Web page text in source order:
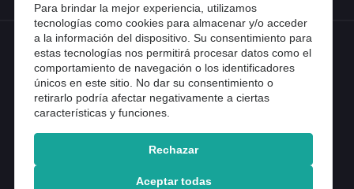
Preguntas frecuentes
Entradas de blog
Calle Ferraz 42, Madrid
Teléfono
918 13 81 81
Email
info@tiendental.com
Iniciar sesión
Historial de pedidos
Mi lista de compra
Copyright 2025 © TienDental productos dentales, S.L..
Para brindar la mejor experiencia, utilizamos
tecnologías como cookies para almacenar y/o acceder
a la información del dispositivo. Su consentimiento para
estas tecnologías nos permitirá procesar datos como el
comportamiento de navegación o los identificadores
únicos en este sitio. No dar su consentimiento o
retirarlo podría afectar negativamente a ciertas
características y funciones.
Rechazar
Aceptar todas